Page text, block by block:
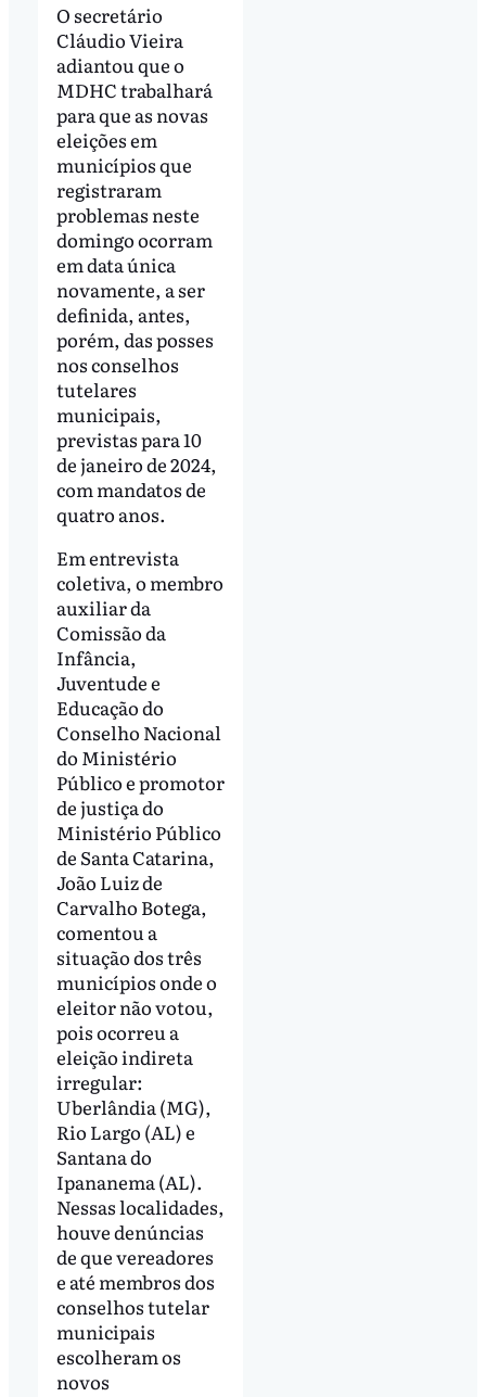
O secretário
Cláudio Vieira
adiantou que o
MDHC trabalhará
para que as novas
eleições em
municípios que
registraram
problemas neste
domingo ocorram
em data única
novamente, a ser
definida, antes,
porém, das posses
nos conselhos
tutelares
municipais,
previstas para 10
de janeiro de 2024,
com mandatos de
quatro anos.
Em entrevista
coletiva, o membro
auxiliar da
Comissão da
Infância,
Juventude e
Educação do
Conselho Nacional
do Ministério
Público e promotor
de justiça do
Ministério Público
de Santa Catarina,
João Luiz de
Carvalho Botega,
comentou a
situação dos três
municípios onde o
eleitor não votou,
pois ocorreu a
eleição indireta
irregular:
Uberlândia (MG),
Rio Largo (AL) e
Santana do
Ipananema (AL).
Nessas localidades,
houve denúncias
de que vereadores
e até membros dos
conselhos tutelar
municipais
escolheram os
novos